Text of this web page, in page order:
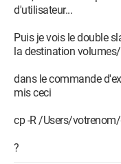
d'utilisateur...
Puis je vois le double
la destination
dans le commande
mis ceci
cp -R /Users/
?